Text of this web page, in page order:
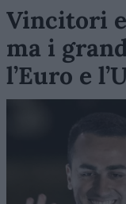
Vincitori
ma i
l’Euro e